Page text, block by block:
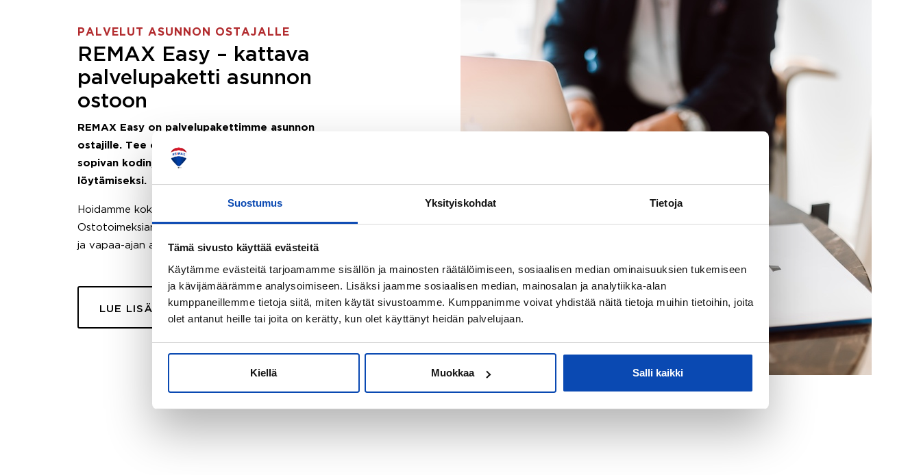
Suostumus Yksityiskohdat Tietoja
Tämä sivusto käyttää evästeitä
Käytämme evästeitä tarjoamamme sisällön ja mainosten räätälöimiseen, sosiaalisen median ominaisuuksien tukemiseen
ja kävijämäärämme analysoimiseen. Lisäksi jaamme sosiaalisen median, mainosalan ja analytiikka-alan
kumppaneillemme tietoja siitä, miten käytät sivustoamme. Kumppanimme voivat yhdistää näitä tietoja muihin tietoihin, joita
olet antanut heille tai joita on kerätty, kun olet käyttänyt heidän palvelujaan.
Kiellä Muokkaa Salli kaikki
PALVELUT ASUNNON OSTAJALLE
REMAX Easy – kattava
palvelupaketti asunnon
ostoon
REMAX Easy on palvelupakettimme asunnon
ostajille. Tee ostotoimeksianto ja etsimme juuri sinulle
sopivan kodin, eikä sinun tarvitse nähdä vaivaa sen
löytämiseksi.
Hoidamme koko ostoprosessin puolestasi.
Ostotoimeksiantopalvelumme sopii myös esimerkiksi sijoitus-
ja vapaa-ajan asuntojen ostoon.
LUE LISÄÄ